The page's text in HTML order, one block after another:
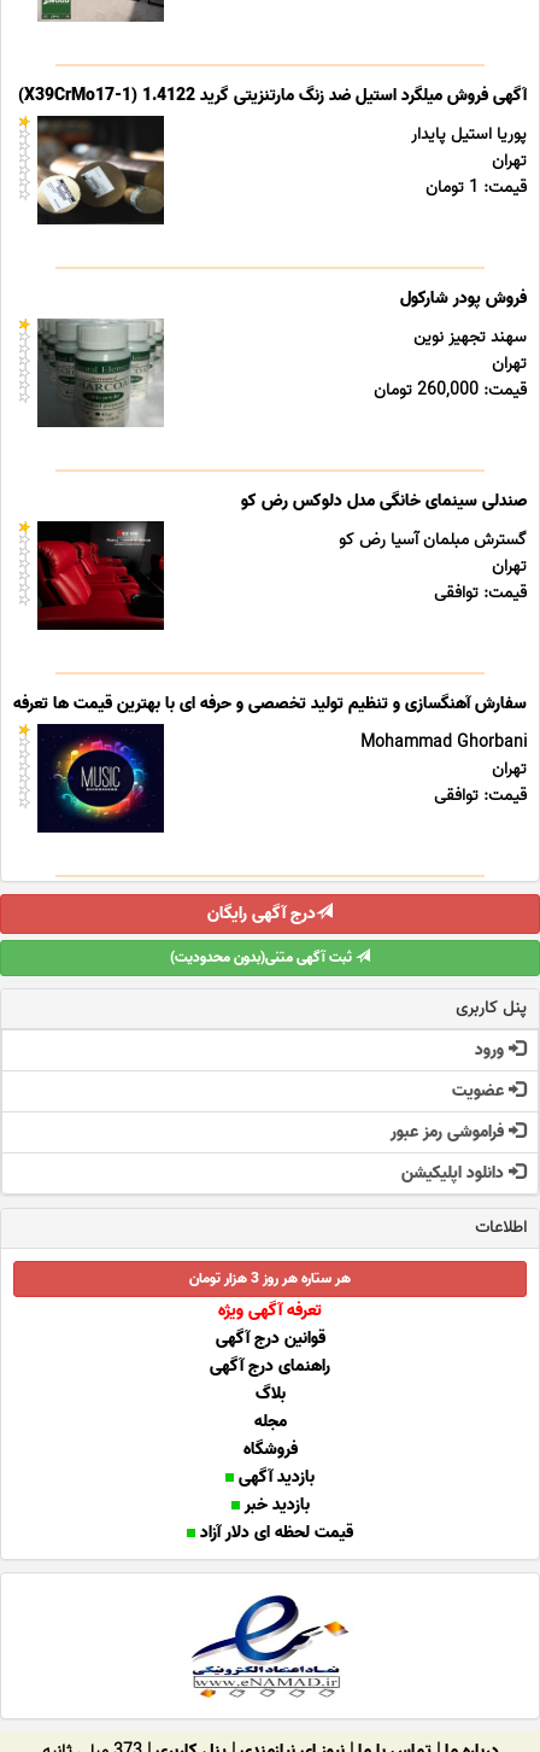
آگهی فروش میلگرد استیل ضد زنگ مارتنزیتی گرید 1.4122 (X39CrMo17-1)
پوریا استیل پایدار
تهران
قیمت: 1 تومان
فروش پودر شارکول
سهند تجهیز نوین
تهران
قیمت: 260,000 تومان
صندلی سینمای خانگی مدل دلوکس رض کو
گسترش مبلمان آسیا رض کو
تهران
قیمت: توافقی
سفارش آهنگسازی و تنظیم تولید تخصصی و حرفه ای با بهترین قیمت ها تعرفه
Mohammad Ghorbani
تهران
قیمت: توافقی
درج آگهی رایگان
ثبت آگهی متنی(بدون محدودیت)
پنل کاربری
ورود
عضویت
فراموشی رمز عبور
دانلود اپلیکیشن
اطلاعات
هر ستاره هر روز 3 هزار تومان
تعرفه آگهی ویژه
قوانین درج آگهی
راهنمای درج آگهی
بلاگ
مجله
فروشگاه
بازدید آگهی
بازدید خبر
قیمت لحظه ای دلار آزاد